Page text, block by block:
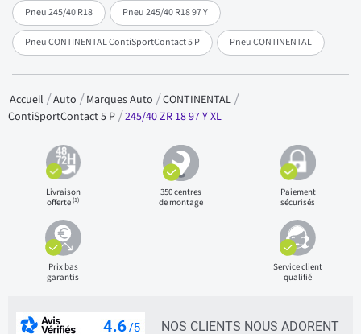
Pneu 245/40 R18 Pneu 245/40 R18 97 Y
Pneu CONTINENTAL ContiSportContact 5 P Pneu CONTINENTAL
Accueil Auto Marques Auto
CONTINENTAL
ContiSportContact 5 P 245/40 ZR 18 97 Y XL
Livraison
offerte(1)
350 centres
de montage
Paiement
sécurisés
Prix bas
garantis
Service client
qualifié
NOS CLIENTS NOUS ADORENT